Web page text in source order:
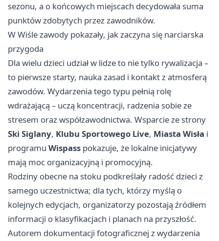
sezonu, a o końcowych miejscach decydowała suma
punktów zdobytych przez zawodników.
W Wiśle zawody pokazały, jak zaczyna się narciarska
przygoda
Dla wielu dzieci udział w lidze to nie tylko rywalizacja –
to pierwsze starty, nauka zasad i kontakt z atmosferą
zawodów. Wydarzenia tego typu pełnią rolę
wdrażającą – uczą koncentracji, radzenia sobie ze
stresem oraz współzawodnictwa. Wsparcie ze strony
Ski Siglany, Klubu Sportowego Live, Miasta Wisła i
programu Wispass pokazuje, że lokalne inicjatywy
mają moc organizacyjną i promocyjną.
Rodziny obecne na stoku podkreślały radość dzieci z
samego uczestnictwa; dla tych, którzy myślą o
kolejnych edycjach, organizatorzy pozostają źródłem
informacji o klasyfikacjach i planach na przyszłość.
Autorem dokumentacji fotograficznej z wydarzenia